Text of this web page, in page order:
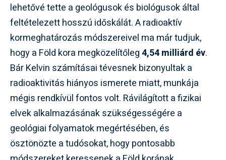
lehetővé tette a geológusok és biológusok által
feltételezett hosszú időskálát. A radioaktív
kormeghatározás módszereivel ma már tudjuk,
hogy a Föld kora megközelítőleg4,54 milliárd év.
Bár Kelvin számításai tévesnek bizonyultak a
radioaktivitás hiányos ismerete miatt, munkája
mégis rendkívül fontos volt. Rávilágított a fizikai
elvek alkalmazásának szükségességére a
geológiai folyamatok megértésében, és
ösztönözte a tudósokat, hogy pontosabb